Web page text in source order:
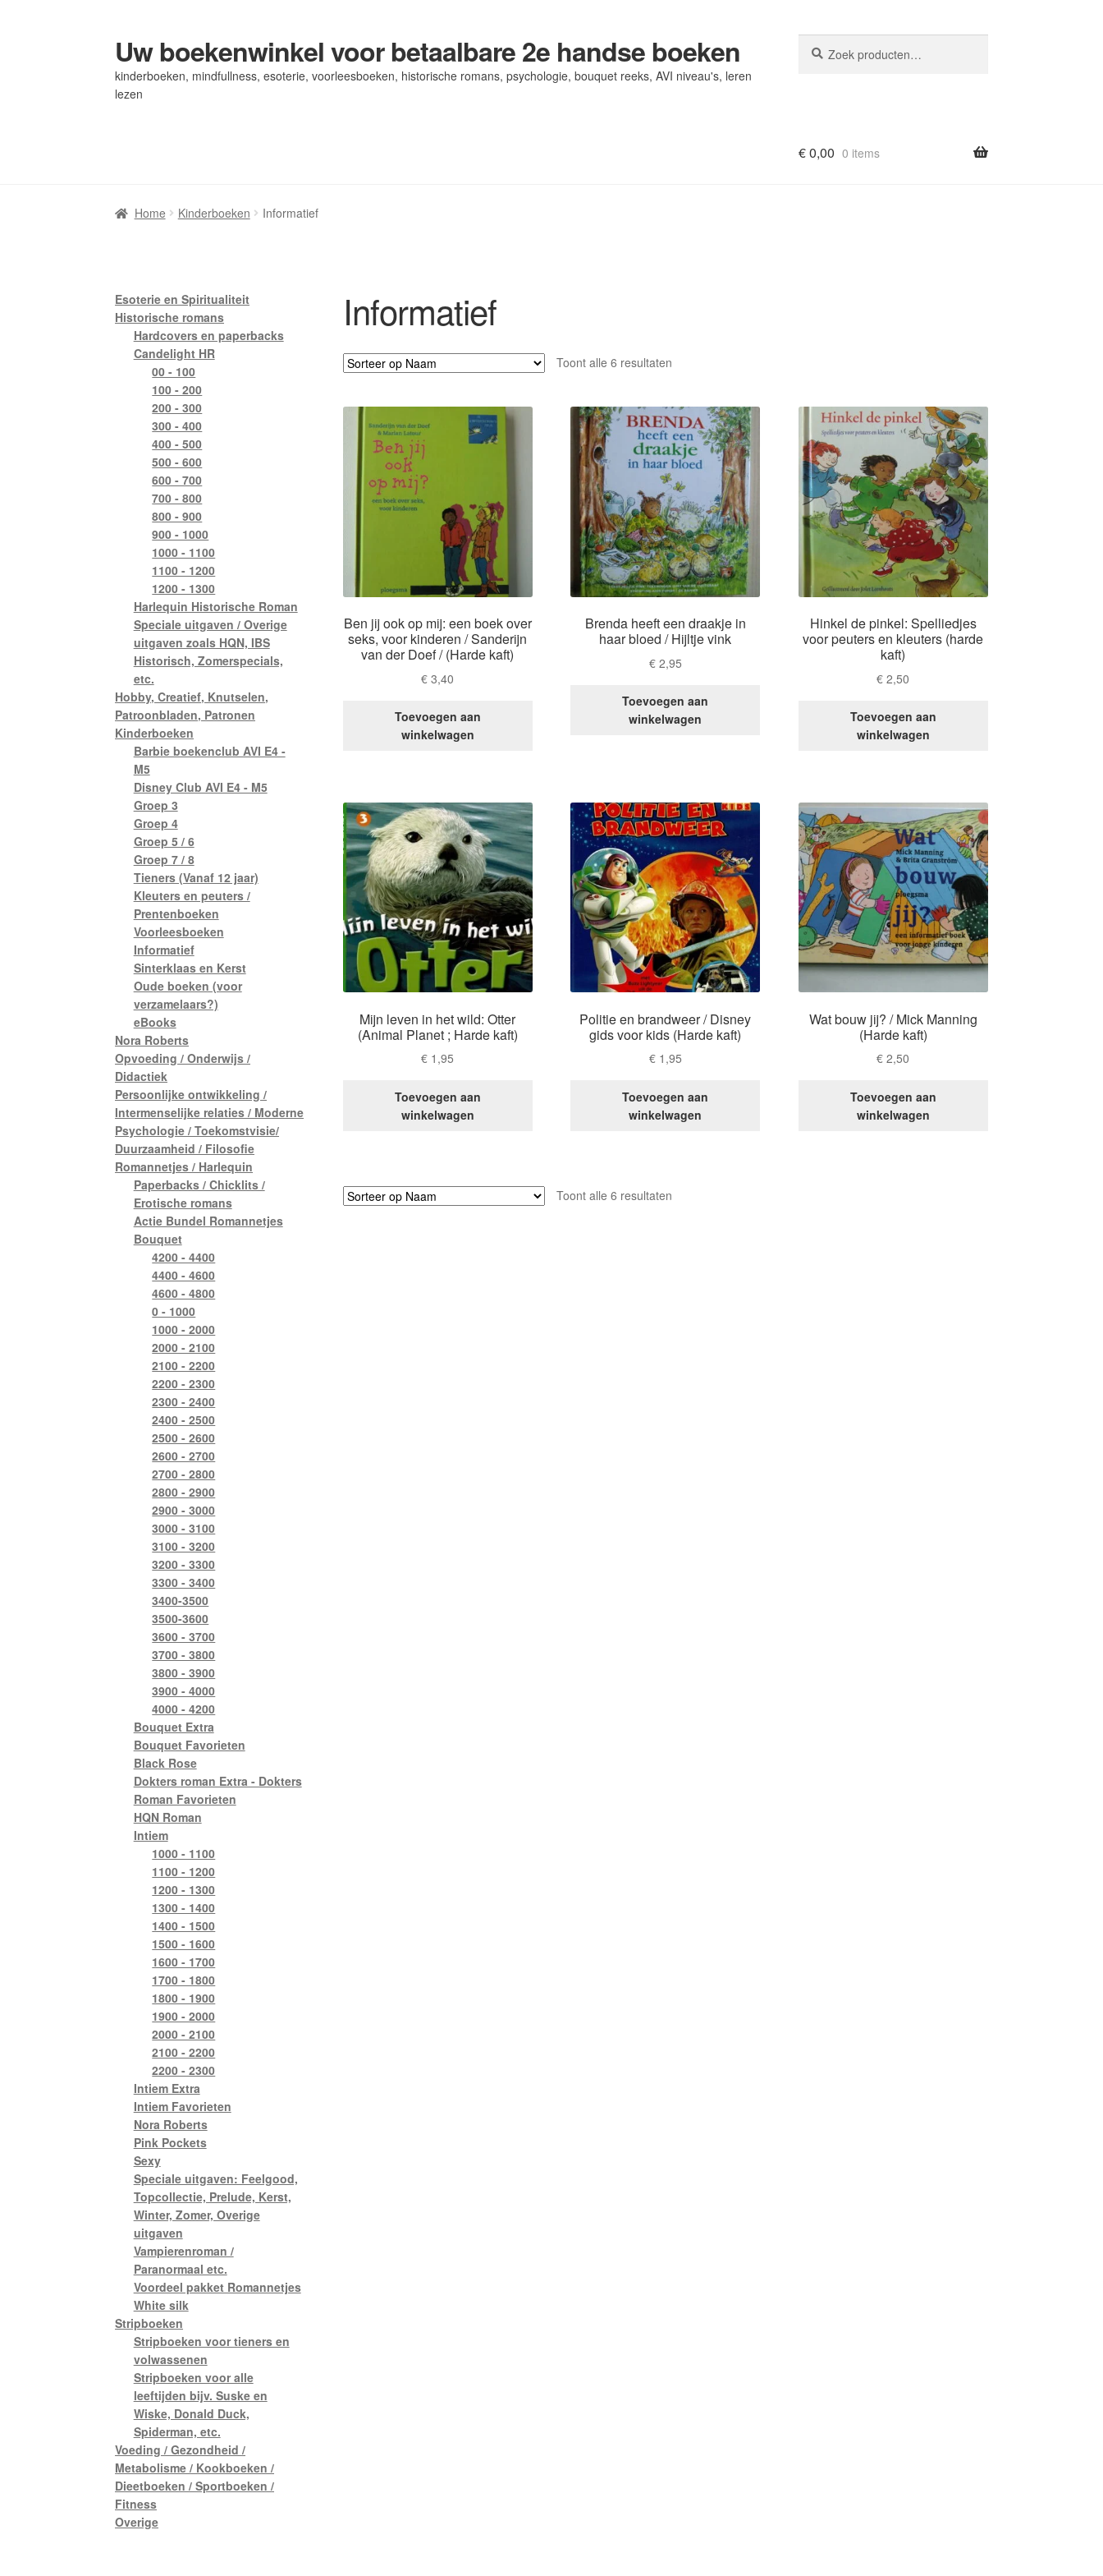
Ga
door
naar
Ga
naar
de
Uw boekenwinkel voor betaalbare 2e handse boeken
kinderboeken, mindfullness, esoterie, voorleesboeken, historische romans, psychologie, bouquet reeks, AVI niveau's, leren
lezen
naar:
€0,00 0 items
Home Kinderboeken Informatief
Informatief
Toont alle 6 resultaten
Ben jij ook op mij: een boek over
seks, voor kinderen / Sanderijn
van der Doef / (Harde kaft)
€ 3,40
Toevoegen aan
winkelwagen
Brenda heeft een draakje in
haar bloed / Hijltje vink
€2,95
Toevoegen aan
winkelwagen
Hinkel de pinkel: Spelliedjes
voor peuters en kleuters (harde
kaft)
€ 2,50
Toevoegen aan
winkelwagen
Mijn leven in het wild: Otter
(Animal Planet ; Harde kaft)
€ 1,95
Toevoegen aan
winkelwagen
Politie en brandweer / Disney
gids voor kids (Harde kaft)
€1,95
Toevoegen aan
winkelwagen
Wat bouw jij? / Mick Manning
(Harde kaft)
€ 2,50
Toevoegen aan
winkelwagen
Toont alle 6 resultaten
Esoterie en Spiritualiteit
Historische romans
Hardcovers en paperbacks
Candelight HR
00 - 100
100 - 200
200 - 300
300 - 400
400 - 500
500 - 600
600 - 700
700 - 800
800 - 900
900 - 1000
1000 - 1100
1100 - 1200
1200 - 1300
Harlequin Historische Roman
Speciale uitgaven / Overige
uitgaven zoals HQN, IBS
Historisch, Zomerspecials,
etc.
Hobby, Creatief, Knutselen,
Patroonbladen, Patronen
Kinderboeken
Barbie boekenclub AVI E4 -
M5
Disney Club AVI E4 - M5
Groep 3
Groep 4
Groep 5 / 6
Groep 7 / 8
Tieners (Vanaf 12 jaar)
Kleuters en peuters /
Prentenboeken
Voorleesboeken
Informatief
Sinterklaas en Kerst
Oude boeken (voor
verzamelaars?)
eBooks
Nora Roberts
Opvoeding / Onderwijs /
Didactiek
Persoonlijke ontwikkeling /
Intermenselijke relaties / Moderne
Psychologie / Toekomstvisie/
Duurzaamheid / Filosofie
Romannetjes / Harlequin
Paperbacks / Chicklits /
Erotische romans
Actie Bundel Romannetjes
Bouquet
4200 - 4400
4400 - 4600
4600 - 4800
0 - 1000
1000 - 2000
2000 - 2100
2100 - 2200
2200 - 2300
2300 - 2400
2400 - 2500
2500 - 2600
2600 - 2700
2700 - 2800
2800 - 2900
2900 - 3000
3000 - 3100
3100 - 3200
3200 - 3300
3300 - 3400
3400-3500
3500-3600
3600 - 3700
3700 - 3800
3800 - 3900
3900 - 4000
4000 - 4200
Bouquet Extra
Bouquet Favorieten
Black Rose
Dokters roman Extra - Dokters
Roman Favorieten
HQN Roman
Intiem
1000 - 1100
1100 - 1200
1200 - 1300
1300 - 1400
1400 - 1500
1500 - 1600
1600 - 1700
1700 - 1800
1800 - 1900
1900 - 2000
2000 - 2100
2100 - 2200
2200 - 2300
Intiem Extra
Intiem Favorieten
Nora Roberts
Pink Pockets
Sexy
Speciale uitgaven: Feelgood,
Topcollectie, Prelude, Kerst,
Winter, Zomer, Overige
uitgaven
Vampierenroman /
Paranormaal etc.
Voordeel pakket Romannetjes
White silk
Stripboeken
Stripboeken voor tieners en
volwassenen
Stripboeken voor alle
leeftijden bijv. Suske en
Wiske, Donald Duck,
Spiderman, etc.
Voeding / Gezondheid /
Metabolisme / Kookboeken /
Dieetboeken / Sportboeken /
Fitness
Overige